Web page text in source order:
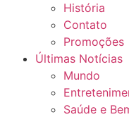
História
Contato
Promoções
Últimas Notícias
Mundo
Saúde e